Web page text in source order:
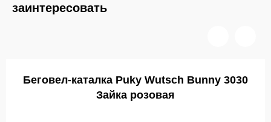
заинтересовать
Беговел-каталка Puky Wutsch Bunny 3030
Зайка розовая